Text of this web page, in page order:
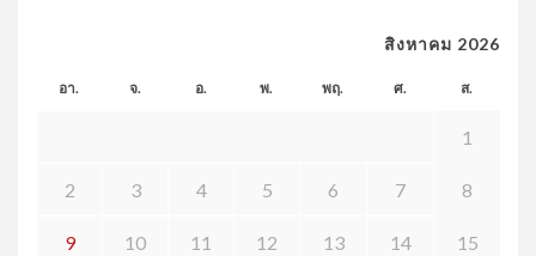
สิงหาคม 2026
อา. จ. อ. พ. พฤ. ศ. ส.
1
2 3 4 5 6 7 8
9 10 11 12 13 14 15